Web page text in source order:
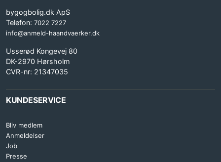
bygogbolig.dk ApS
Telefon: 7022 7227
info@anmeld-haandvaerker.dk
Usserød Kongevej 80
DK-2970 Hørsholm
CVR-nr: 21347035
KUNDESERVICE
Bliv medlem
Anmeldelser
Job
Presse